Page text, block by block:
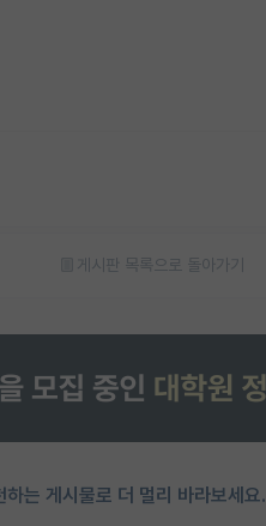
게시판 목록으로 돌아가기
는 게시물로 더 멀리 바라보세요.